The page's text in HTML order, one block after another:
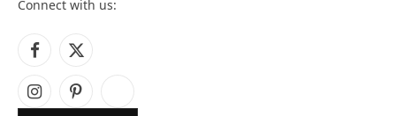
Connect with us:
Facebook
X
InstagramPinterest